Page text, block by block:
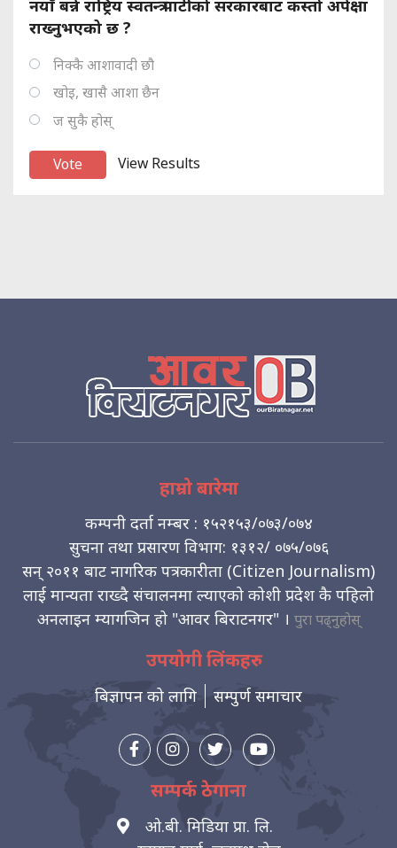
नयाँ बन्ने राष्ट्रिय स्वतन्त्र पार्टीको सरकारबाट कस्तो अपेक्षा
राख्नुभएको छ ?
निक्कै आशावादी छौ
खोइ, खासै आशा छैन
ज सुकै होस्
View Results
हाम्रो बारेमा
कम्पनी दर्ता नम्बर : १५२१५३/०७३/०७४
सुचना तथा प्रसारण विभाग: १३१२/ ०७५/०७६
सन् २०११ बाट नागरिक पत्रकारीता (Citizen Journalism)
लाई मान्यता राख्दै संचालनमा ल्याएको कोशी प्रदेश कै पहिलो
अनलाइन म्यागजिन हो "आवर बिराटनगर" । पुरा पढ्नुहोस्
उपयोगी लिंकहरु
बिज्ञापन को लागि सम्पुर्ण समाचार
सम्पर्क ठेगाना
ओ.बी. मिडिया प्रा. लि.